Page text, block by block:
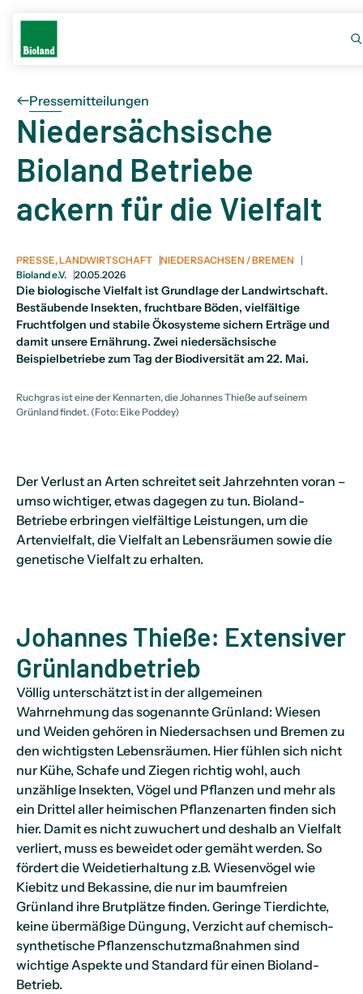
Pressemitteilungen
Niedersächsische
Bioland Betriebe
ackern für die Vielfalt
PRESSE, LANDWIRTSCHAFT
NIEDERSACHSEN / BREMEN
Bioland e.V.
20.05.2026
Die biologische Vielfalt ist Grundlage der Landwirtschaft.
Bestäubende Insekten, fruchtbare Böden, vielfältige
Fruchtfolgen und stabile Ökosysteme sichern Erträge und
damit unsere Ernährung. Zwei niedersächsische
Beispielbetriebe zum Tag der Biodiversität am 22. Mai.
Ruchgras ist eine der Kennarten, die Johannes Thieße auf seinem
Grünland findet. (Foto: Eike Poddey)
Der Verlust an Arten schreitet seit Jahrzehnten voran –
umso wichtiger, etwas dagegen zu tun. Bioland-
Betriebe erbringen vielfältige Leistungen, um die
Artenvielfalt, die Vielfalt an Lebensräumen sowie die
genetische Vielfalt zu erhalten.
Johannes Thieße: Extensiver
Grünlandbetrieb
Völlig unterschätzt ist in der allgemeinen
Wahrnehmung das sogenannte Grünland: Wiesen
und Weiden gehören in Niedersachsen und Bremen zu
den wichtigsten Lebensräumen. Hier fühlen sich nicht
nur Kühe, Schafe und Ziegen richtig wohl, auch
unzählige Insekten, Vögel und Pflanzen und mehr als
ein Drittel aller heimischen Pflanzenarten finden sich
hier. Damit es nicht zuwuchert und deshalb an Vielfalt
verliert, muss es beweidet oder gemäht werden. So
fördert die Weidetierhaltung z.B. Wiesenvögel wie
Kiebitz und Bekassine, die nur im baumfreien
Grünland ihre Brutplätze finden. Geringe Tierdichte,
keine übermäßige Düngung, Verzicht auf chemisch-
synthetische Pflanzenschutzmaßnahmen sind
wichtige Aspekte und Standard für einen Bioland-
Betrieb.